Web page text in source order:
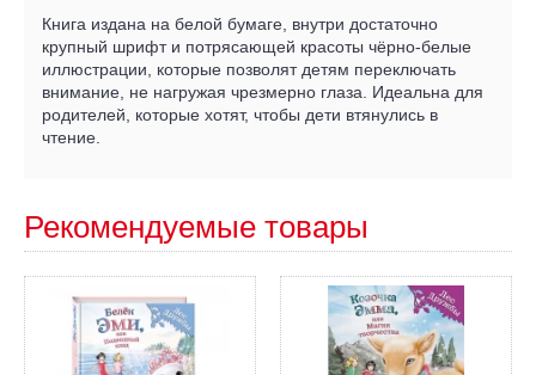
Книга издана на белой бумаге, внутри достаточно
крупный шрифт и потрясающей красоты чёрно-белые
иллюстрации, которые позволят детям переключать
внимание, не нагружая чрезмерно глаза. Идеальна для
родителей, которые хотят, чтобы дети втянулись в
чтение.
Рекомендуемые товары